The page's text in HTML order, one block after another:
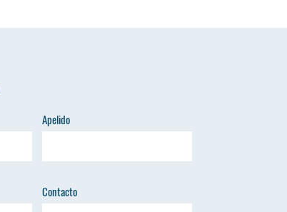
Apelido
Contacto